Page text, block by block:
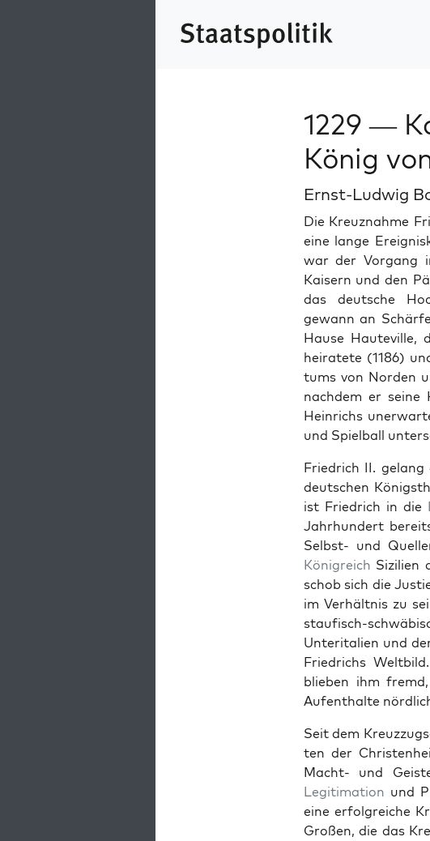
1229 —
König
Ernst-Ludwig
Die Kreuz­nahme
eine lange
war der Vor­gang
Kaisern und den
das deutsche
gewann an
Hause Hauteville,
heiratete (1186)
tums von Nor­den
nach­dem er
Hein­richs
und Spiel­ball
Friedrich II.
deutschen
ist Friedrich in die
Jahrhun­dert
Selb­st- und
Kön­i­gre­ich Sizilien
schob sich die
im Ver­hält­nis zu
stau­fisch-
Unter­i­tal­ien und
Friedrichs
blieben ihm
Aufen­thalte
Seit dem
ten der
Macht- und
Legit­i­ma­tion und
eine erfol­gre­iche
Großen, die das